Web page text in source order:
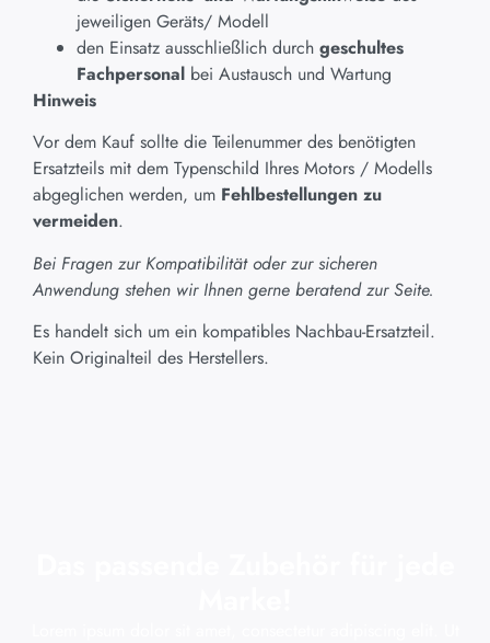
jeweiligen Geräts/ Modell
den Einsatz ausschließlich durch geschultes
Fachpersonal bei Austausch und Wartung
Hinweis
Vor dem Kauf sollte die Teilenummer des benötigten
Ersatzteils mit dem Typenschild Ihres Motors / Modells
abgeglichen werden, um Fehlbestellungen zu
vermeiden.
Bei Fragen zur Kompatibilität oder zur sicheren
Anwendung stehen wir Ihnen gerne beratend zur Seite.
Es handelt sich um ein kompatibles Nachbau-Ersatzteil.
Kein Originalteil des Herstellers.